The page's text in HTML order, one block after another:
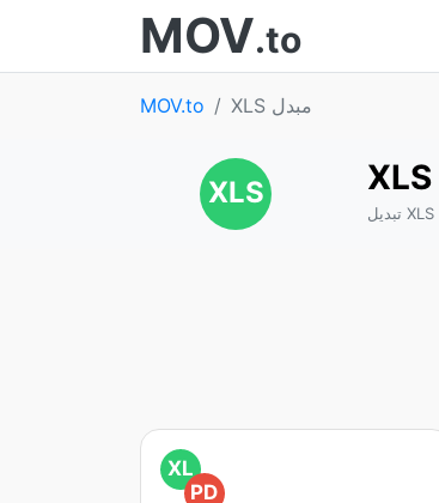
MOV.to
MOV.to XLS مبدل
XLS
XL
PD